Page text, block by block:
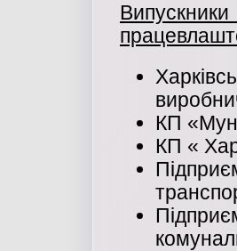
КП
КП «